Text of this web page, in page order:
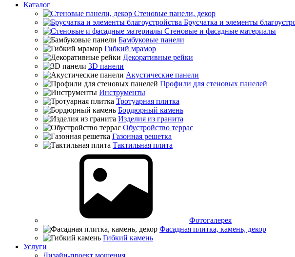
Каталог
Стеновые панели, декор
Брусчатка и элементы
Стеновые и фасадные материалы
Бамбуковые панели
Гибкий мрамор
Декоративные рейки
3D панели
Акустические панели
Профили для стеновых панелей
Инструменты
Тротуарная плитка
Бордюрный камень
Изделия из гранита
Обустройство террас
Газонная решетка
Тактильная плита
Фотогалерея
Фасадная плитка, камень, декор
Гибкий камень
Услуги
Дизайн-проект мощения